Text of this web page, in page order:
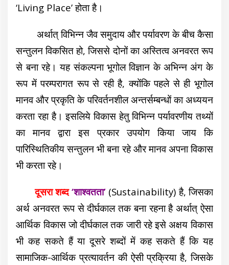
‘Living Place’ होता है।
अर्थात् विभिन्न जैव समुदाय और पर्यावरण के बीच कैसा
सन्तुलन विकसित हो, जिससे दोनों का अस्तित्व अनवरत रूप
से बना रहे। यह संकल्पना भूगोल विज्ञान के अभिन्न अंग के
रूप में परम्परागत रूप से रही है, क्योंकि पहले से ही भूगोल
मानव और प्रकृति के परिवर्तनशील अन्तर्सम्बन्धों का अध्ययन
करता रहा है। इसलिये विकास हेतु विभिन्न पर्यावरणीय तथ्यों
का मानव द्वारा इस प्रकार उपयोग किया जाय कि
पारिस्थितिकीय सन्तुलन भी बना रहे और मानव अपना विकास
भी करता रहे।
दूसरा शब्द ‘शाश्वतता’ (Sustainability) है, जिसका
अर्थ अनवरत रूप से दीर्घकाल तक बना रहना है अर्थात् ऐसा
आर्थिक विकास जो दीर्घकाल तक जारी रहे इसे अक्षय विकास
भी कह सकते हैं या दूसरे शब्दों में कह सकते हैं कि यह
सामाजिक-आर्थिक प्रत्यावर्तन की ऐसी प्रक्रिया है, जिसके